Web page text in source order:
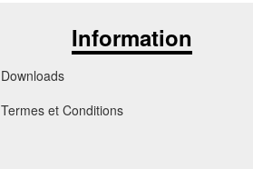
Information
Downloads
Termes et Conditions